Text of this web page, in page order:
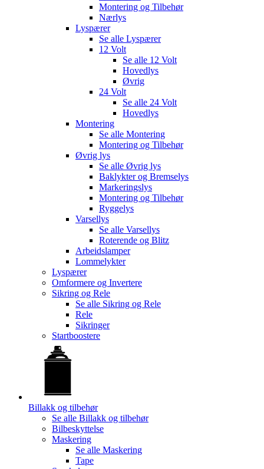
Montering og Tilbehør
Nærlys
Lyspærer
Se alle Lyspærer
12 Volt
Se alle 12 Volt
Hovedlys
Øvrig
24 Volt
Se alle 24 Volt
Hovedlys
Montering
Se alle Montering
Montering og Tilbehør
Øvrig lys
Se alle Øvrig lys
Baklykter og Bremselys
Markeringslys
Montering og Tilbehør
Ryggelys
Varsellys
Se alle Varsellys
Roterende og Blitz
Arbeidslamper
Lommelykter
Lyspærer
Omformere og Invertere
Sikring og Rele
Se alle Sikring og Rele
Rele
Sikringer
Startboostere
Billakk og tilbehør
Se alle Billakk og tilbehør
Bilbeskyttelse
Maskering
Se alle Maskering
Tape